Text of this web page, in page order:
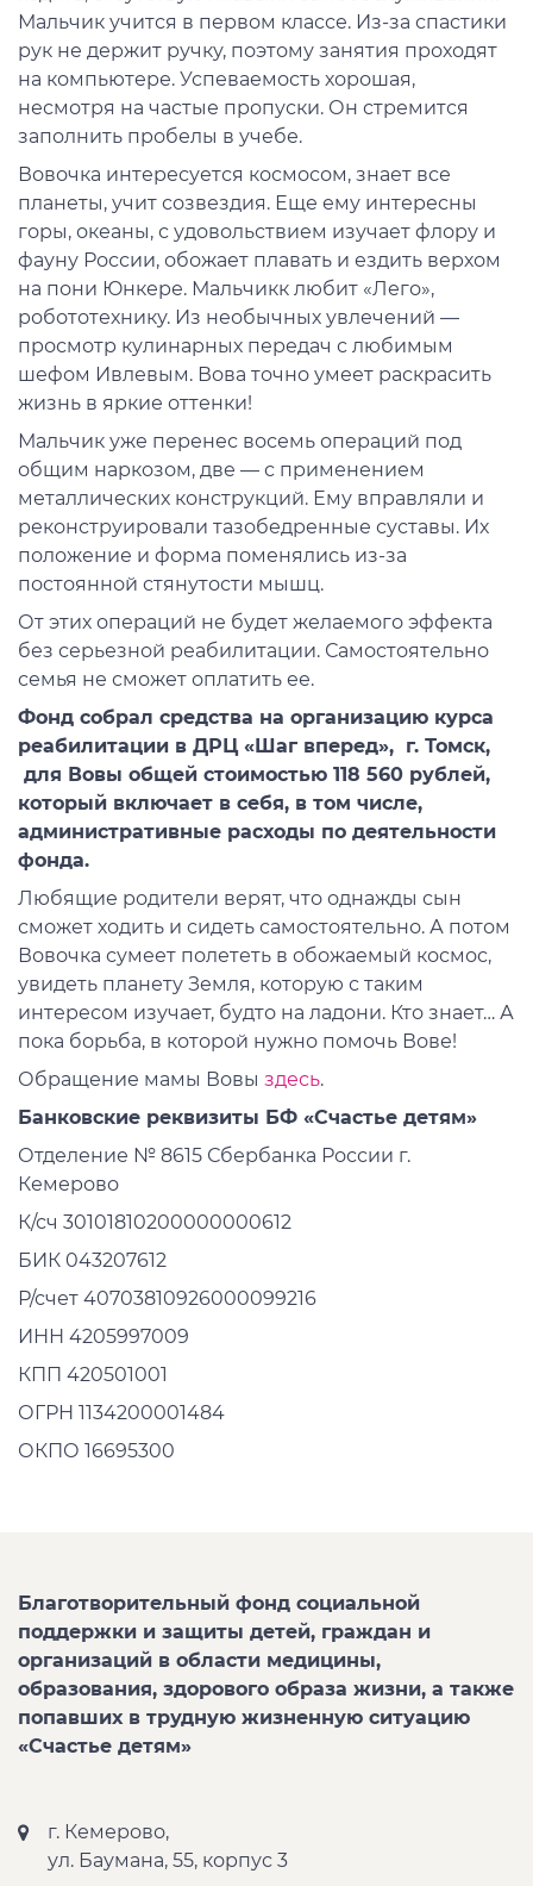
Мальчик учится в первом классе. Из-за спастики
рук не держит ручку, поэтому занятия проходят
на компьютере. Успеваемость хорошая,
несмотря на частые пропуски. Он стремится
заполнить пробелы в учебе.
Вовочка интересуется космосом, знает все
планеты, учит созвездия. Еще ему интересны
горы, океаны, с удовольствием изучает флору и
фауну России, обожает плавать и ездить верхом
на пони Юнкере. Мальчикк любит «Лего»,
робототехнику. Из необычных увлечений —
просмотр кулинарных передач с любимым
шефом Ивлевым. Вова точно умеет раскрасить
жизнь в яркие оттенки!
Мальчик уже перенес восемь операций под
общим наркозом, две — с применением
металлических конструкций. Ему вправляли и
реконструировали тазобедренные суставы. Их
положение и форма поменялись из-за
постоянной стянутости мышц.
От этих операций не будет желаемого эффекта
без серьезной реабилитации. Самостоятельно
семья не сможет оплатить ее.
Фонд собрал средства на организацию курса
реабилитации в ДРЦ «Шаг вперед», г. Томск,
для Вовы общей стоимостью 118 560 рублей,
который включает в себя, в том числе,
административные расходы по деятельности
фонда.
Любящие родители верят, что однажды сын
сможет ходить и сидеть самостоятельно. А потом
Вовочка сумеет полететь в обожаемый космос,
увидеть планету Земля, которую с таким
интересом изучает, будто на ладони. Кто знает… А
пока борьба, в которой нужно помочь Вове!
Обращение мамы Вовы здесь.
Банковские реквизиты БФ «Счастье детям»
Отделение № 8615 Сбербанка России г.
Кемерово
К/сч 30101810200000000612
БИК 043207612
Р/счет 40703810926000099216
ИНН 4205997009
КПП 420501001
ОГРН 1134200001484
ОКПО 16695300
Благотворительный фонд социальной
поддержки и защиты детей, граждан и
организаций в области медицины,
образования, здорового образа жизни, а также
попавших в трудную жизненную ситуацию
«Счастье детям»
г. Кемерово,
ул. Баумана, 55, корпус 3